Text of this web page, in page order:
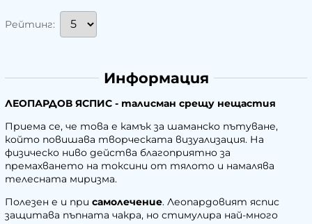
Рейтинг:
Информация
ЛЕОПАРДОВ ЯСПИС - талисман срещу нещастия
Приема се, че това е камък за шаманско пътуване,
който повишава творческата визуализация. На
физическо ниво действа благоприятно за
премахването на токсини от тялото и намалява
телесната миризма.
Полезен е и при самолечение. Леопардовият яспис
защитава пъпната чакра, но стимулира най-много